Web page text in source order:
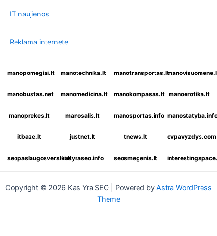
IT naujienos
Reklama internete
manopomegiai.lt manotechnika.lt manotransportas.lt
manobustas.net manomedicina.lt manokompasas.lt manoerotika.lt
manoprekes.lt manosalis.lt manosportas.info manostatyba.info
itbaze.lt justnet.lt tnews.lt cvpavyzdys.com
seopaslaugosverslui.ltkasyraseo.info seosmegenis.lt
Copyright © 2026 Kas Yra SEO | Powered by Astra WordPress
Theme